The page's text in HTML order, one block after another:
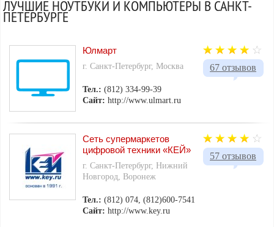
ЛУЧШИЕ НОУТБУКИ И КОМПЬЮТЕРЫ В САНКТ-
ПЕТЕРБУРГЕ
67 отзывов
Юлмарт
г. Санкт-Петербург, Москва
Тел.:(812) 334-99-39
Сайт: http://www.ulmart.ru
57 отзывов
Сеть супермаркетов
цифровой техники «КЕЙ»
г. Санкт-Петербург, Нижний
Новгород, Воронеж
Тел.:(812) 074, (812)600-7541
Сайт: http://www.key.ru